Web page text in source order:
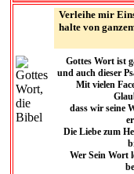
Verleihe mir
halte von
Gottes Wort ist
und auch dieser
Mit vielen
dass wir seine
Die Liebe zum
Wer Sein Wort